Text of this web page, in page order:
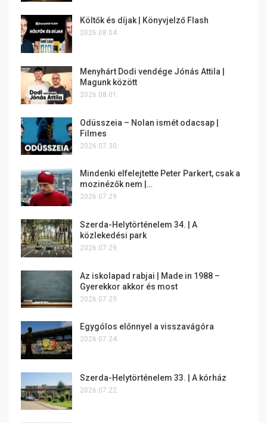
Költők és díjak | Könyvjelző Flash
2026.08.04.
Menyhárt Dodi vendége Jónás Attila |
Magunk között
2026.08.01.
Odüsszeia – Nolan ismét odacsap |
Filmes
2026.07.30.
Mindenki elfelejtette Peter Parkert, csak a
mozinézők nem |…
2026.07.29.
Szerda-Helytörténelem 34. | A
közlekedési park
2026.07.29.
Az iskolapad rabjai | Made in 1988 –
Gyerekkor akkor és most
2026.07.29.
Egygólos előnnyel a visszavágóra
2026.07.24.
Szerda-Helytörténelem 33. | A kórház
2026.07.22.